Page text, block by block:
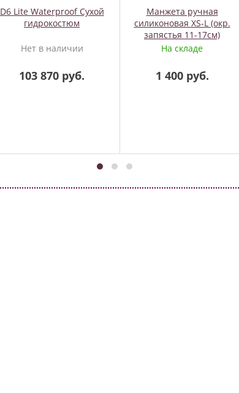
D6 Lite Waterproof Сухой
гидрокостюм
Нет в наличии
103 870 руб.
Манжета ручная
силиконовая XS-L (окр.
запястья 11-17см)
На складе
1 400 руб.